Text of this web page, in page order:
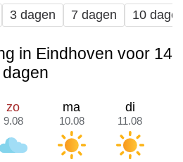
3 dagen 7 dagen 10
in Eindhoven voor 14
dagen
zo
9.08
ma
10.08
di
11.08